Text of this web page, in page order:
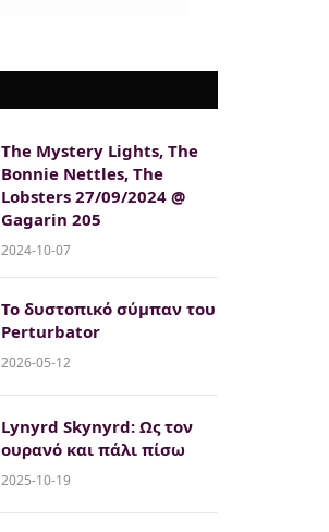
The Mystery Lights, The
Bonnie Nettles, The
Lobsters 27/09/2024 @
Gagarin 205
2024-10-07
Το δυστοπικό σύμπαν του
Perturbator
2026-05-12
Lynyrd Skynyrd: Ως τον
ουρανό και πάλι πίσω
2025-10-19